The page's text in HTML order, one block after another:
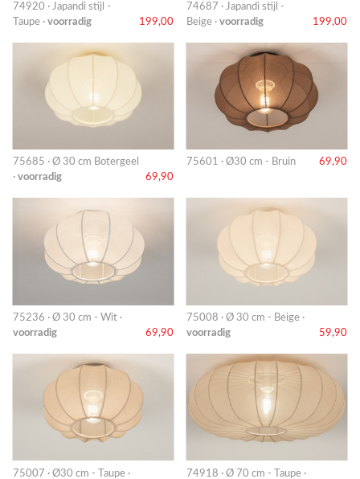
74920 · Japandi stijl -
Taupe · voorradig 199,00
74687 · Japandi stijl -
Beige · voorradig 199,00
75685 · Ø 30 cm Botergeel
· voorradig 69,90
75601 · Ø30 cm - Bruin 69,90
75236 · Ø 30 cm - Wit ·
voorradig
69,90
75008 · Ø 30 cm - Beige ·
voorradig
59,90
75007 · Ø30 cm - Taupe ·
74918 · Ø 70 cm - Taupe ·